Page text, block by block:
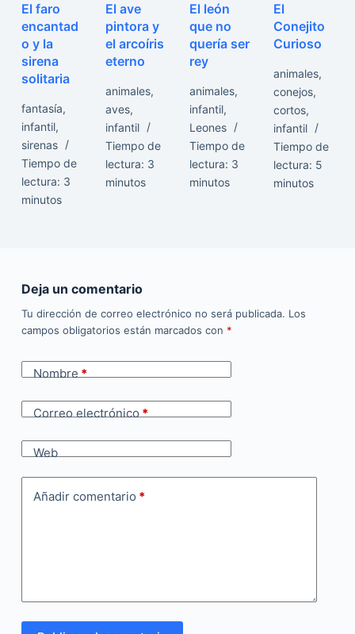
El faro
encantad
o y la
sirena
solitaria
fantasía,
infantil,
sirenas
Tiempo de
lectura: 3
minutos
El ave
pintora y
el arcoíris
eterno
animales,
aves,
infantil
Tiempo de
lectura: 3
minutos
El león
que no
quería ser
rey
animales,
infantil,
Leones
Tiempo de
lectura: 3
minutos
El
Conejito
Curioso
animales,
conejos,
cortos,
infantil
Tiempo de
lectura: 5
minutos
Deja un comentario
Tu dirección de correo electrónico no será publicada. Los
campos obligatorios están marcados con *
Nombre*
Correo electrónico*
Web
Añadir comentario *